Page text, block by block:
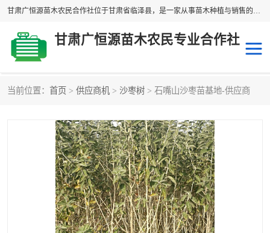
甘肃广恒源苗木农民合作社位于甘肃省临泽县，是一家从事苗木种植与销售的农民合作组织，合作社拥有苗木基地1500多亩，种植苗木品种40多个，年产各类苗木2000多万株。主营：白刺苗、红柳苗、梭梭苗等，我们以“种植一流的苗子，诚信经营”的经营理念，竭诚为每一位客户做优质的服务，欢迎来电咨询！
甘肃广恒源苗木农民专业合作社
当前位置： 首页 > 供应商机 > 沙枣树 > 石嘴山沙枣苗基地-供应商
柠条
白刺苗
红柳苗
柽柳苗